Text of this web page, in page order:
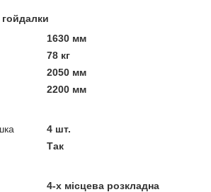
гойдалки
1630 мм
78 кг
2050 мм
2200 мм
4 шт.
Так
4-х місцева розкладна